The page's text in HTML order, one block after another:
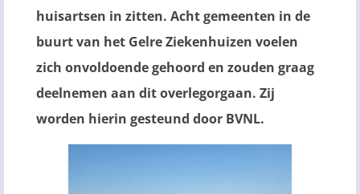
huisartsen in zitten. Acht gemeenten in de
buurt van het Gelre Ziekenhuizen voelen
zich onvoldoende gehoord en zouden graag
deelnemen aan dit overlegorgaan. Zij
worden hierin gesteund door BVNL.